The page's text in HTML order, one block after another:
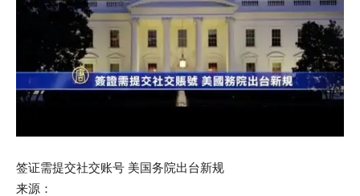
签证需提交社交账号 美国务院出台新规
来源：